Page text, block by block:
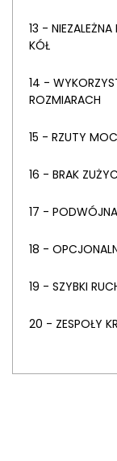
13 -
KÓŁ
14 -
ROZMIARACH
15 - RZUTY
16 - BRAK
17 -
18 -
19 - SZYBKI
20 - ZESPOŁY